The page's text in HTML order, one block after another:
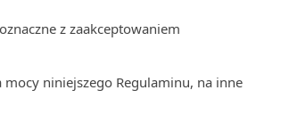
z zaakceptowaniem
niniejszego Regulaminu, na inne